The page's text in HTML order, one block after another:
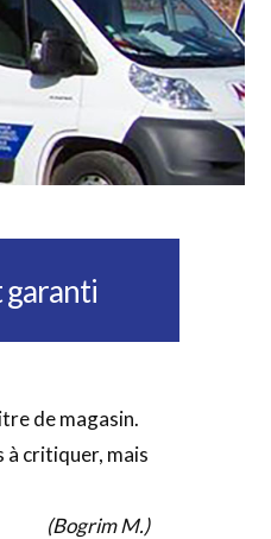
garanti
de magasin.
à critiquer, mais
(Bogrim M.)